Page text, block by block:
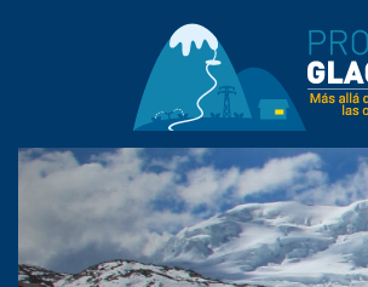
Anterior